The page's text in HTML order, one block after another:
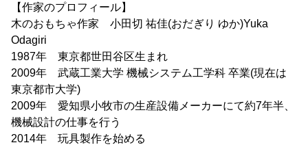
【作家のプロフィール】
木のおもちゃ作家 小田切 祐佳(おだぎり ゆか)Yuka
Odagiri
1987年 東京都世田谷区生まれ
2009年 武蔵工業大学 機械システム工学科 卒業(現在は
東京都市大学)
2009年 愛知県小牧市の生産設備メーカーにて約7年半、
機械設計の仕事を行う
2014年 玩具製作を始める